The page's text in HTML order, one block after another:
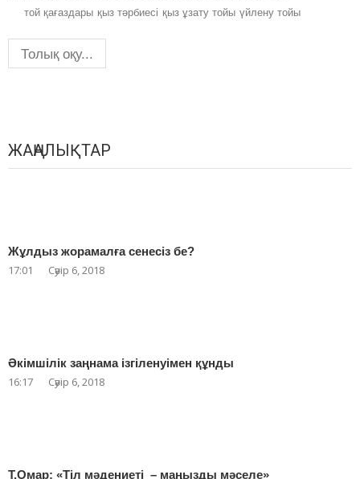
той қағаздары қыз тәрбиесі қыз ұзату тойы үйлену тойы
Толық оқу...
ЖАҢАЛЫҚТАР
Жұлдыз жорамалға сенесіз бе?
17:01 Сәуір 6, 2018
Әкімшілік заңнама ізгіленуімен құнды
16:17 Сәуір 6, 2018
Т.Омар: «Тіл мәдениеті – маңызды мәселе»